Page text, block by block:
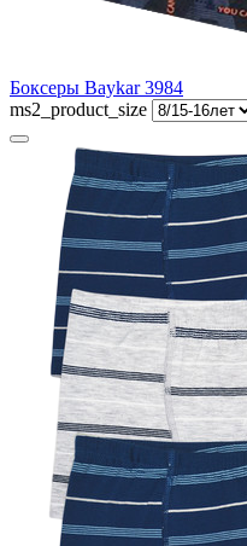
Боксеры Baykar 3984
ms2_product_size